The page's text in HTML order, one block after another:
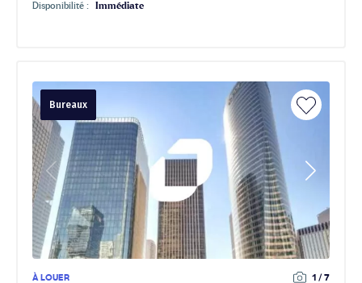
Disponibilité : Immédiate
Bureaux
À LOUER 1 / 7